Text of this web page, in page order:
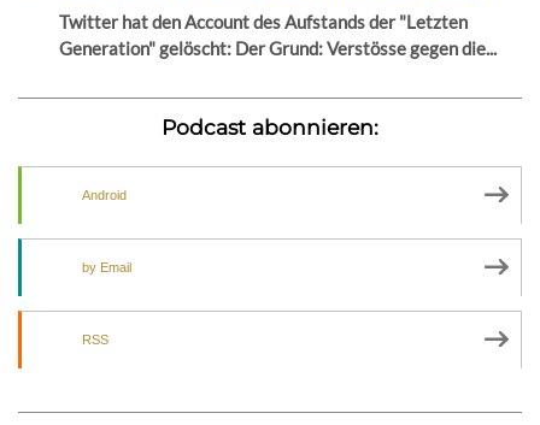
Twitter hat den Account des Aufstands der "Letzten
Generation" gelöscht: Der Grund: Verstösse gegen die...
Podcast abonnieren:
Android
by Email
RSS